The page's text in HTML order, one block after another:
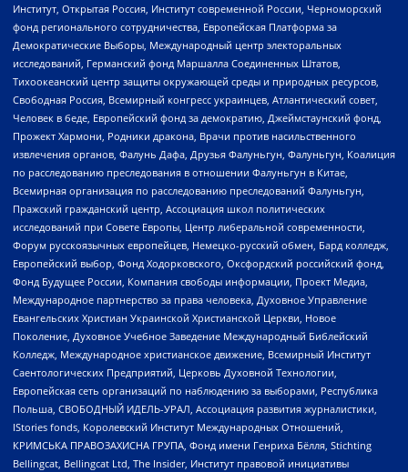
Институт, Открытая Россия, Институт современной России, Черноморский
фонд регионального сотрудничества, Европейская Платформа за
Демократические Выборы, Международный центр электоральных
исследований, Германский фонд Маршалла Соединенных Штатов,
Тихоокеанский центр защиты окружающей среды и природных ресурсов,
Свободная Россия, Всемирный конгресс украинцев, Атлантический совет,
Человек в беде, Европейский фонд за демократию, Джеймстаунский фонд,
Прожект Хармони, Родники дракона, Врачи против насильственного
извлечения органов, Фалунь Дафа, Друзья Фалуньгун, Фалуньгун, Коалиция
по расследованию преследования в отношении Фалуньгун в Китае,
Всемирная организация по расследованию преследований Фалуньгун,
Пражский гражданский центр, Ассоциация школ политических
исследований при Совете Европы, Центр либеральной современности,
Форум русскоязычных европейцев, Немецко-русский обмен, Бард колледж,
Европейский выбор, Фонд Ходорковского, Оксфордский российский фонд,
Фонд Будущее России, Компания свободы информации, Проект Медиа,
Международное партнерство за права человека, Духовное Управление
Евангельских Христиан Украинской Христианской Церкви, Новое
Поколение, Духовное Учебное Заведение Международный Библейский
Колледж, Международное христианское движение, Всемирный Институт
Саентологических Предприятий, Церковь Духовной Технологии,
Европейская сеть организаций по наблюдению за выборами, Республика
Польша, СВОБОДНЫЙ ИДЕЛЬ-УРАЛ, Ассоциация развития журналистики,
IStories fonds, Королевский Институт Международных Отношений,
КРИМСЬКА ПРАВОЗАХИСНА ГРУПА, Фонд имени Генриха Бёлля, Stichting
Bellingcat, Bellingcat Ltd, The Insider, Институт правовой инициативы